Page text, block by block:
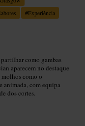
#Experiência
partilhar como gambas
aparecem no destaque
como o
animada, com equipa
dos cortes.